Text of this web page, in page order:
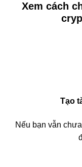
Xem cách
Tạo
Nếu bạn vẫn